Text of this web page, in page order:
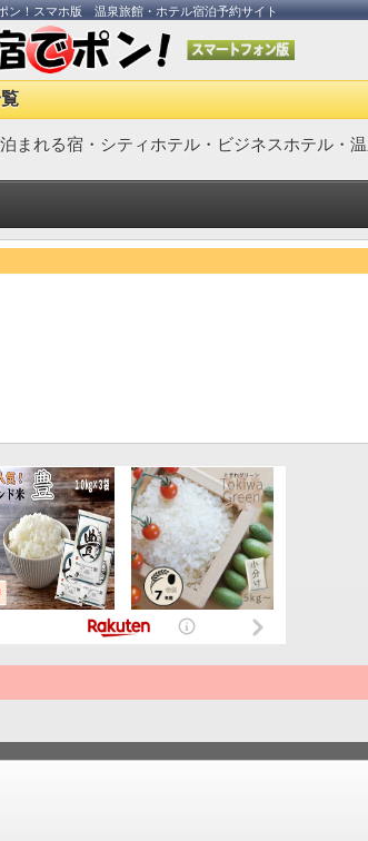
ン！スマホ版 温泉旅館・ホテル宿泊予約サイト
れる宿・シティホテル・ビジネスホテル・